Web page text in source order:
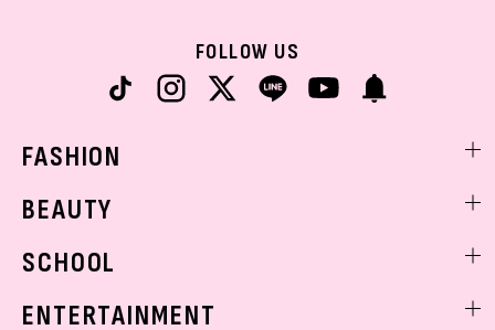
FOLLOW US
FASHION
着回し
BEAUTY
ベストコスメ
SCHOOL
ENTERTAINMENT